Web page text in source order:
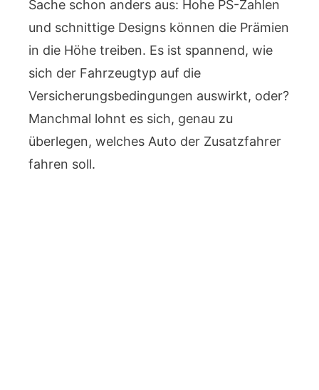
Sache schon anders aus: Hohe PS-Zahlen
und schnittige Designs können die Prämien
in die Höhe treiben. Es ist spannend, wie
sich der Fahrzeugtyp auf die
Versicherungsbedingungen auswirkt, oder?
Manchmal lohnt es sich, genau zu
überlegen, welches Auto der Zusatzfahrer
fahren soll.